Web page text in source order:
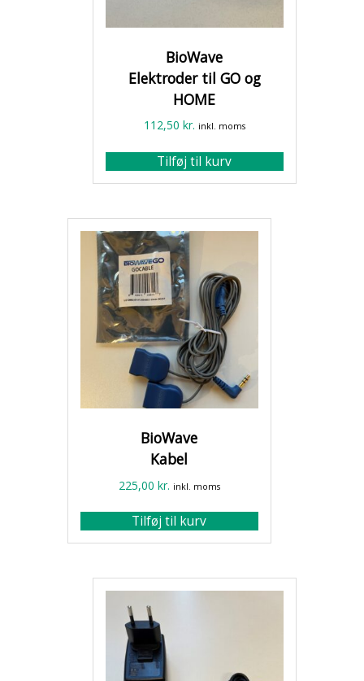
BioWave
Elektroder til GO og
HOME
112,50 kr. inkl. moms
Tilføj til kurv
BioWave
Kabel
225,00 kr. inkl. moms
Tilføj til kurv